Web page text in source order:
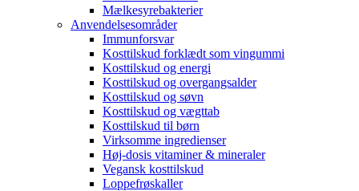
Mælkesyrebakterier
Anvendelsesområder
Immunforsvar
Kosttilskud forklædt som vingummi
Kosttilskud og energi
Kosttilskud og overgangsalder
Kosttilskud og søvn
Kosttilskud og vægttab
Kosttilskud til børn
Virksomme ingredienser
Høj-dosis vitaminer & mineraler
Vegansk kosttilskud
Loppefrøskaller